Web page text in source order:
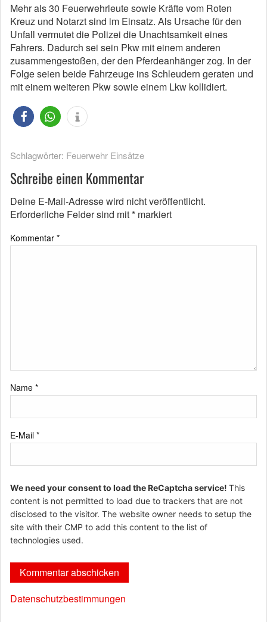
Mehr als 30 Feuerwehrleute sowie Kräfte vom Roten
Kreuz und Notarzt sind im Einsatz. Als Ursache für den
Unfall vermutet die Polizei die Unachtsamkeit eines
Fahrers. Dadurch sei sein Pkw mit einem anderen
zusammengestoßen, der den Pferdeanhänger zog. In der
Folge seien beide Fahrzeuge ins Schleudern geraten und
mit einem weiteren Pkw sowie einem Lkw kollidiert.
Schlagwörter: Feuerwehr Einsätze
Schreibe einen Kommentar
Deine E-Mail-Adresse wird nicht veröffentlicht.
Erforderliche Felder sind mit* markiert
Kommentar *
Name *
E-Mail *
We need your consent to load the ReCaptcha service! This
content is not permitted to load due to trackers that are not
disclosed to the visitor. The website owner needs to setup the
site with their CMP to add this content to the list of
technologies used.
Datenschutzbestimmungen